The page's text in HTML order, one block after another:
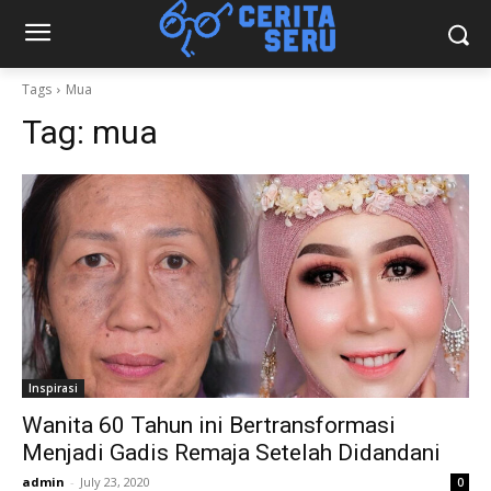
Tags Mua
Tag: mua
Inspirasi
Wanita 60 Tahun ini Bertransformasi
Menjadi Gadis Remaja Setelah Didandani
admin - July 23, 2020 0